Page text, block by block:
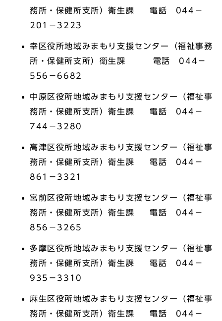
務所・保健所支所）衛生課 電話 044－
201－3223
幸区役所地域みまもり支援センター（福祉事務
所・保健所支所）衛生課 電話 044－
556－6682
中原区役所地域みまもり支援センター（福祉事
務所・保健所支所）衛生課 電話 044－
744－3280
高津区役所地域みまもり支援センター（福祉事
務所・保健所支所）衛生課 電話 044－
861－3321
宮前区役所地域みまもり支援センター（福祉事
務所・保健所支所）衛生課 電話 044－
856－3265
多摩区役所地域みまもり支援センター（福祉事
務所・保健所支所）衛生課 電話 044－
935－3310
麻生区役所地域みまもり支援センター（福祉事
務所・保健所支所）衛生課 電話 044－